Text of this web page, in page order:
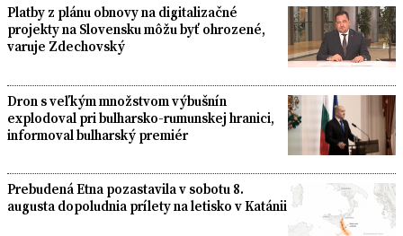
Platby z plánu obnovy na digitalizačné
projekty na Slovensku môžu byť ohrozené,
varuje Zdechovský
Dron s veľkým množstvom výbušnín
explodoval pri bulharsko-rumunskej hranici,
informoval bulharský premiér
Prebudená Etna pozastavila v sobotu 8.
augusta dopoludnia prílety na letisko v Katánii